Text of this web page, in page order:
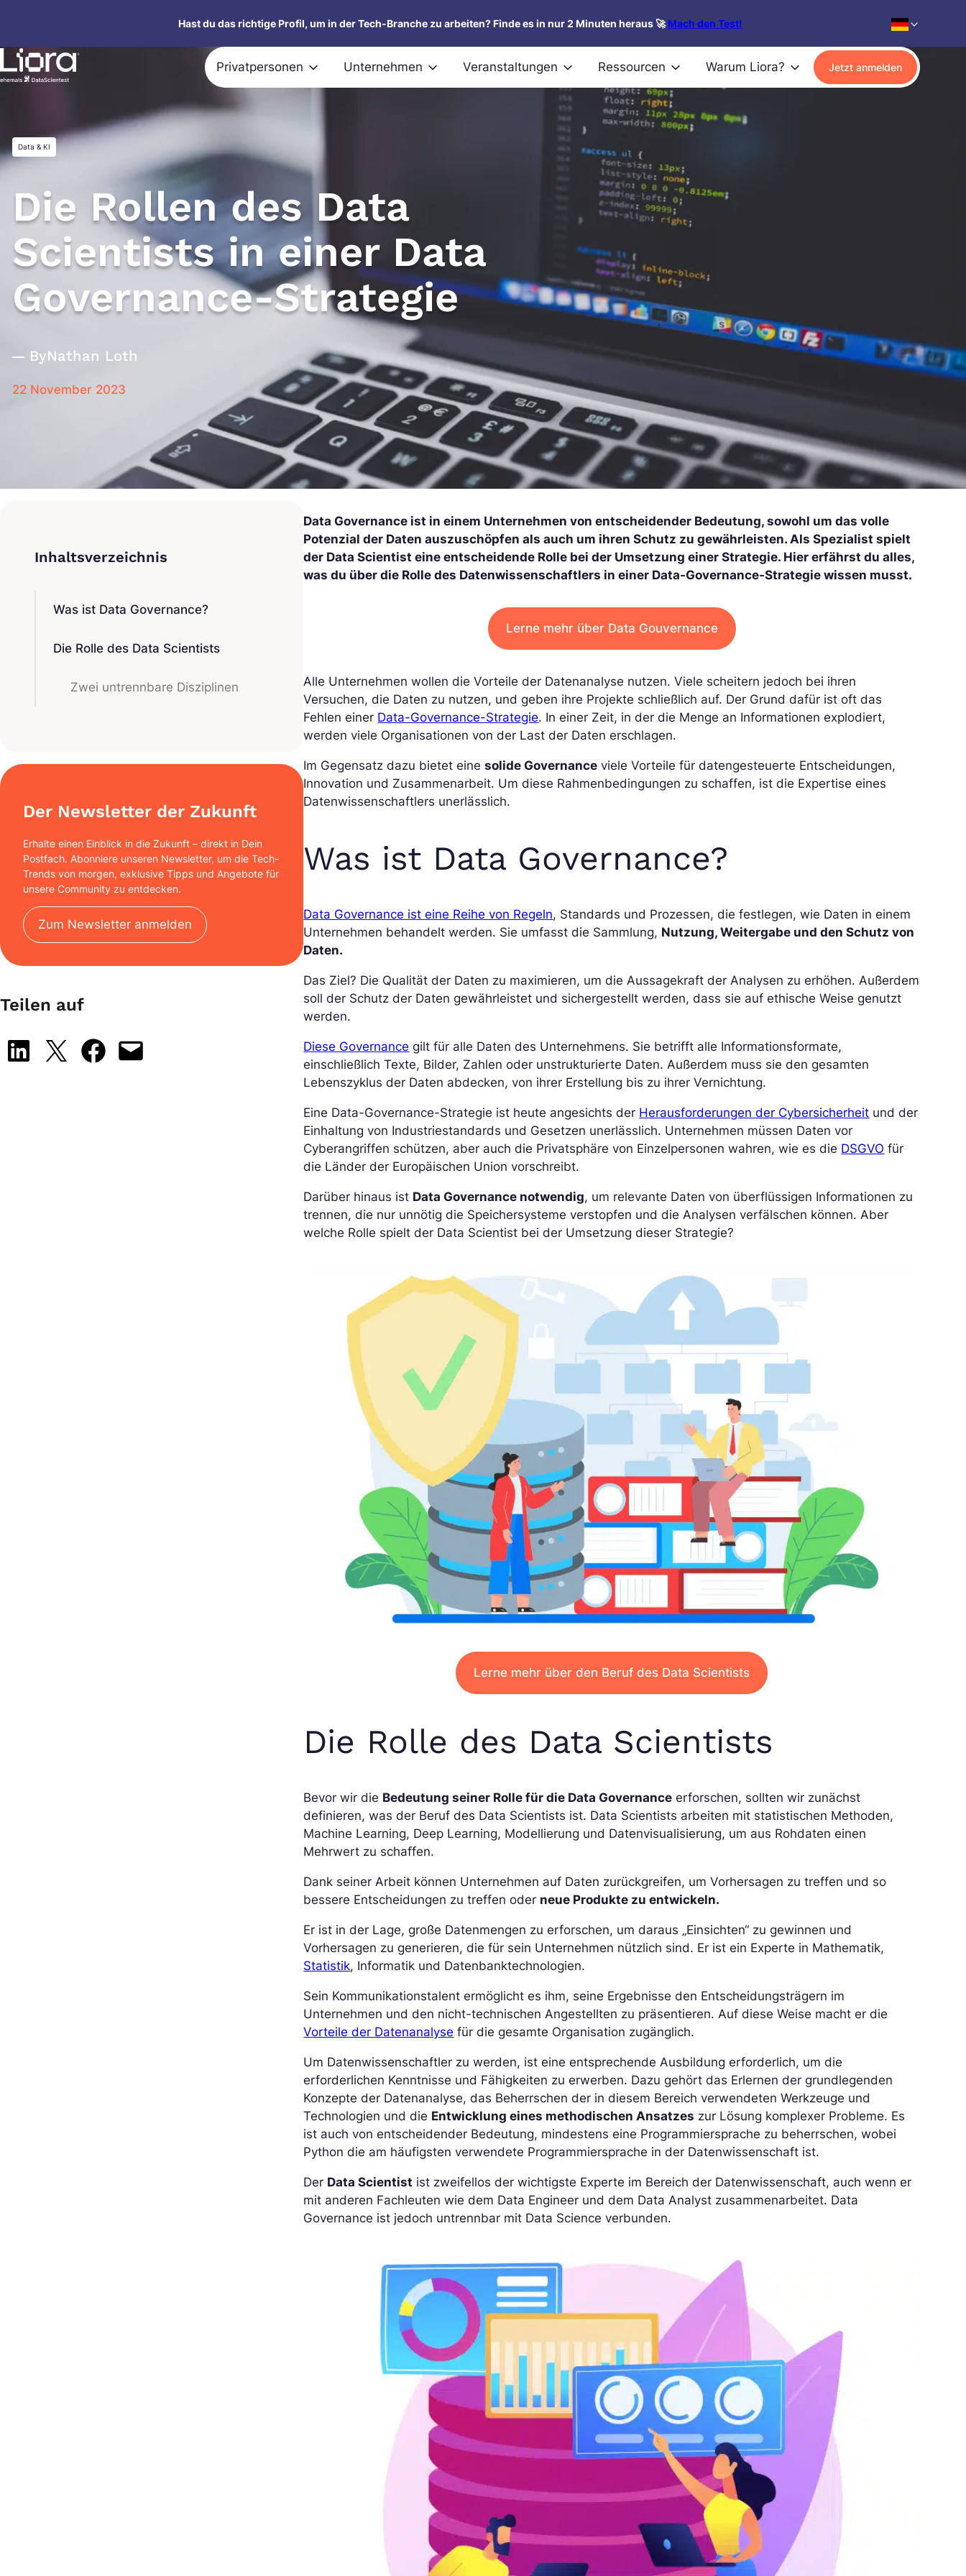
springen
Hast du das richtige Profil, um in der Tech-Branche zu arbeiten? Finde es in nur 2 Minuten heraus 🚀Mach den Test!
Privatpersonen Unternehmen Veranstaltungen Ressourcen Warum Liora? Jetzt anmelden
Data & KI
Die Rollen des Data
Scientists in einer Data
Governance-Strategie
ByNathan Loth
22 November 2023
Was ist Data Governance?
Die Rolle des Data Scientists
Zwei untrennbare Disziplinen
Der Newsletter der Zukunft
Erhalte einen Einblick in die Zukunft – direkt in Dein
Postfach. Abonniere unseren Newsletter, um die Tech-
Trends von morgen, exklusive Tipps und Angebote für
unsere Community zu entdecken.
Zum Newsletter anmelden
Teilen auf
Share on LinkedIn
Share on X Share on Facebook
Email this Page
Data Governance ist in einem Unternehmen von entscheidender Bedeutung, sowohl um das volle
Potenzial der Daten auszuschöpfen als auch um ihren Schutz zu gewährleisten. Als Spezialist spielt
der Data Scientist eine entscheidende Rolle bei der Umsetzung einer Strategie. Hier erfährst du alles,
was du über die Rolle des Datenwissenschaftlers in einer Data-Governance-Strategie wissen musst.
Lerne mehr über Data Gouvernance
Alle Unternehmen wollen die Vorteile der Datenanalyse nutzen. Viele scheitern jedoch bei ihren
Versuchen, die Daten zu nutzen, und geben ihre Projekte schließlich auf. Der Grund dafür ist oft das
Fehlen einer Data-Governance-Strategie. In einer Zeit, in der die Menge an Informationen explodiert,
werden viele Organisationen von der Last der Daten erschlagen.
Im Gegensatz dazu bietet einesolide Governance viele Vorteile für datengesteuerte Entscheidungen,
Innovation und Zusammenarbeit. Um diese Rahmenbedingungen zu schaffen, ist die Expertise eines
Datenwissenschaftlers unerlässlich.
Was ist Data Governance?
Data Governance ist eine Reihe von Regeln, Standards und Prozessen, die festlegen, wie Daten in einem
Unternehmen behandelt werden. Sie umfasst die Sammlung, Nutzung, Weitergabe und den Schutz von
Daten.
Das Ziel? Die Qualität der Daten zu maximieren, um die Aussagekraft der Analysen zu erhöhen. Außerdem
soll der Schutz der Daten gewährleistet und sichergestellt werden, dass sie auf ethische Weise genutzt
werden.
Diese Governance gilt für alle Daten des Unternehmens. Sie betrifft alle Informationsformate,
einschließlich Texte, Bilder, Zahlen oder unstrukturierte Daten. Außerdem muss sie den gesamten
Lebenszyklus der Daten abdecken, von ihrer Erstellung bis zu ihrer Vernichtung.
Eine Data-Governance-Strategie ist heute angesichts der Herausforderungen der Cybersicherheit und der
Einhaltung von Industriestandards und Gesetzen unerlässlich. Unternehmen müssen Daten vor
Cyberangriffen schützen, aber auch die Privatsphäre von Einzelpersonen wahren, wie es die DSGVO für
die Länder der Europäischen Union vorschreibt.
Darüber hinaus ist Data Governance notwendig, um relevante Daten von überflüssigen Informationen zu
trennen, die nur unnötig die Speichersysteme verstopfen und die Analysen verfälschen können. Aber
welche Rolle spielt der Data Scientist bei der Umsetzung dieser Strategie?
Lerne mehr über den Beruf des Data Scientists
Die Rolle des Data Scientists
Bevor wir die Bedeutung seiner Rolle für die Data Governance erforschen, sollten wir zunächst
definieren, was der Beruf des Data Scientists ist. Data Scientists arbeiten mit statistischen Methoden,
Machine Learning, Deep Learning, Modellierung und Datenvisualisierung, um aus Rohdaten einen
Mehrwert zu schaffen.
Dank seiner Arbeit können Unternehmen auf Daten zurückgreifen, um Vorhersagen zu treffen und so
bessere Entscheidungen zu treffen oder neue Produkte zu entwickeln.
Er ist in der Lage, große Datenmengen zu erforschen, um daraus „Einsichten“ zu gewinnen und
Vorhersagen zu generieren, die für sein Unternehmen nützlich sind. Er ist ein Experte in Mathematik,
Statistik, Informatik und Datenbanktechnologien.
Sein Kommunikationstalent ermöglicht es ihm, seine Ergebnisse den Entscheidungsträgern im
Unternehmen und den nicht-technischen Angestellten zu präsentieren. Auf diese Weise macht er die
Vorteile der Datenanalyse für die gesamte Organisation zugänglich.
Um Datenwissenschaftler zu werden, ist eine entsprechende Ausbildung erforderlich, um die
erforderlichen Kenntnisse und Fähigkeiten zu erwerben. Dazu gehört das Erlernen der grundlegenden
Konzepte der Datenanalyse, das Beherrschen der in diesem Bereich verwendeten Werkzeuge und
Technologien und die Entwicklung eines methodischen Ansatzes zur Lösung komplexer Probleme. Es
ist auch von entscheidender Bedeutung, mindestens eine Programmiersprache zu beherrschen, wobei
Python die am häufigsten verwendete Programmiersprache in der Datenwissenschaft ist.
Der Data Scientist ist zweifellos der wichtigste Experte im Bereich der Datenwissenschaft, auch wenn er
mit anderen Fachleuten wie dem Data Engineer und dem Data Analyst zusammenarbeitet. Data
Governance ist jedoch untrennbar mit Data Science verbunden.